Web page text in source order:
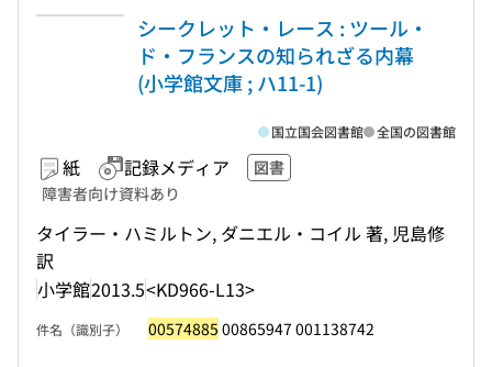
シークレット・レース : ツール・
ド・フランスの知られざる内幕
(小学館文庫 ; ハ11-1)
紙 記録メディア
図書
障害者向け資料あり
タイラー・ハミルトン, ダニエル・コイル 著, 児島修
訳
小学館2013.5<KD966-L13>
国立国会図書館 全国の図書館
件名（識別子） 00574885 00865947 001138742